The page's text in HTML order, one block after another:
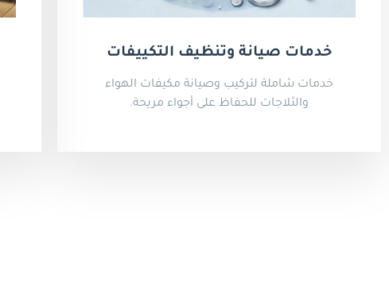
خدمات صيانة وتنظيف التكييفات
خدمات شاملة لتركيب وصيانة مكيفات الهواء
والثلاجات للحفاظ على أجواء مريحة.